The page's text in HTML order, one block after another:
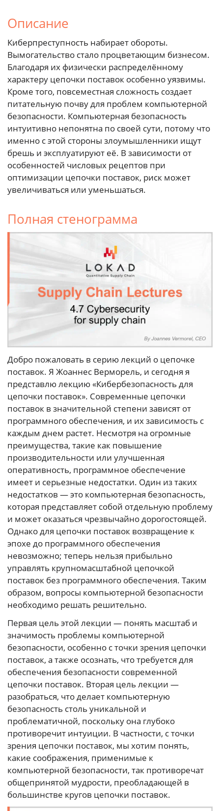
Описание
Киберпреступность набирает обороты.
Вымогательство стало процветающим бизнесом.
Благодаря их физически распределённому
характеру цепочки поставок особенно уязвимы.
Кроме того, повсеместная сложность создает
питательную почву для проблем компьютерной
безопасности. Компьютерная безопасность
интуитивно непонятна по своей сути, потому что
именно с этой стороны злоумышленники ищут
брешь и эксплуатируют её. В зависимости от
особенностей числовых рецептов при
оптимизации цепочки поставок, риск может
увеличиваться или уменьшаться.
Полная стенограмма
Добро пожаловать в серию лекций о цепочке
поставок. Я Жоаннес Верморель, и сегодня я
представлю лекцию «Кибербезопасность для
цепочки поставок». Современные цепочки
поставок в значительной степени зависят от
программного обеспечения, и их зависимость с
каждым днем растет. Несмотря на огромные
преимущества, такие как повышение
производительности или улучшенная
оперативность, программное обеспечение
имеет и серьезные недостатки. Один из таких
недостатков — это компьютерная безопасность,
которая представляет собой отдельную проблему
и может оказаться чрезвычайно дорогостоящей.
Однако для цепочки поставок возвращение к
эпохе до программного обеспечения
невозможно; теперь нельзя прибыльно
управлять крупномасштабной цепочкой
поставок без программного обеспечения. Таким
образом, вопросы компьютерной безопасности
необходимо решать решительно.
Первая цель этой лекции — понять масштаб и
значимость проблемы компьютерной
безопасности, особенно с точки зрения цепочки
поставок, а также осознать, что требуется для
обеспечения безопасности современной
цепочки поставок. Вторая цель лекции —
разобраться, что делает компьютерную
безопасность столь уникальной и
проблематичной, поскольку она глубоко
противоречит интуиции. В частности, с точки
зрения цепочки поставок, мы хотим понять,
какие соображения, применимые к
компьютерной безопасности, так противоречат
общепринятой мудрости, преобладающей в
большинстве кругов цепочки поставок.